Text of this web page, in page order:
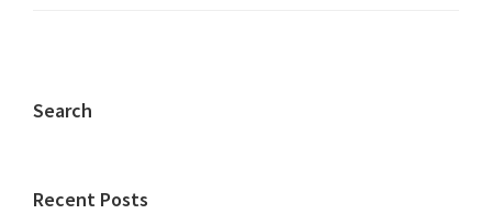
Search
Recent Posts